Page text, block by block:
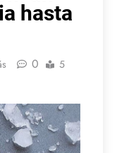
hasta
0
5